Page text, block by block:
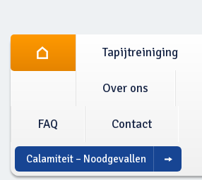
Tapijtreiniging
Over ons
FAQ Contact
Calamiteit – Noodgevallen